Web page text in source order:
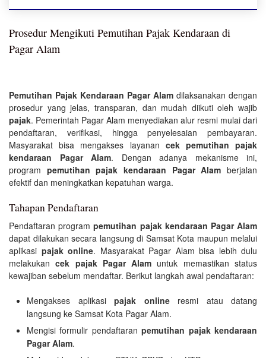
Prosedur Mengikuti Pemutihan Pajak Kendaraan di
Pagar Alam
Pemutihan Pajak Kendaraan Pagar Alam dilaksanakan dengan
prosedur yang jelas, transparan, dan mudah diikuti oleh wajib
pajak. Pemerintah Pagar Alam menyediakan alur resmi mulai dari
pendaftaran, verifikasi, hingga penyelesaian pembayaran.
Masyarakat bisa mengakses layanan cek pemutihan pajak
kendaraan Pagar Alam. Dengan adanya mekanisme ini,
program pemutihan pajak kendaraan Pagar Alam berjalan
efektif dan meningkatkan kepatuhan warga.
Tahapan Pendaftaran
Pendaftaran programpemutihan pajak kendaraan Pagar Alam
dapat dilakukan secara langsung di Samsat Kota maupun melalui
aplikasi pajak online. Masyarakat Pagar Alam bisa lebih dulu
melakukancek pajak Pagar Alam untuk memastikan status
kewajiban sebelum mendaftar. Berikut langkah awal pendaftaran:
Mengakses aplikasi pajak onlineresmi atau datang
langsung ke Samsat Kota Pagar Alam.
Mengisi formulir pendaftaranpemutihan pajak kendaraan
Pagar Alam.